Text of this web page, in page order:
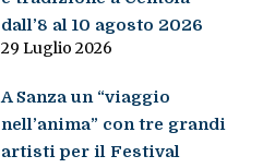
dall’8 al 10 agosto 2026
29 Luglio 2026
A Sanza un “viaggio
nell’anima” con tre grandi
artisti per il Festival